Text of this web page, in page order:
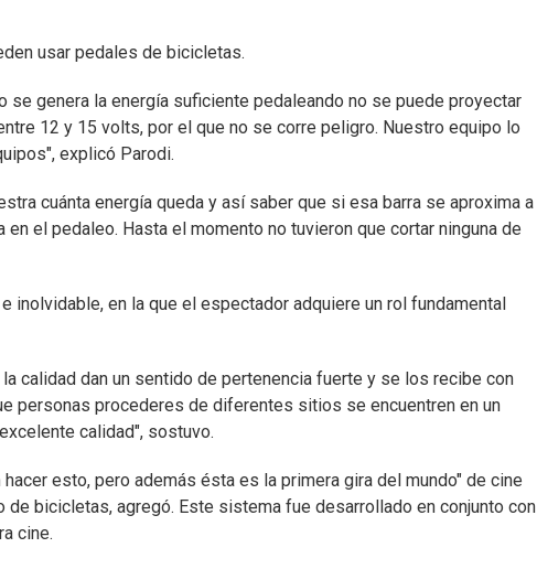
usar pedales de bicicletas.
genera la energía suficiente pedaleando no se puede proyectar
12 y 15 volts, por el que no se corre peligro. Nuestro equipo lo
explicó Parodi.
cuánta energía queda y así saber que si esa barra se aproxima a
el pedaleo. Hasta el momento no tuvieron que cortar ninguna de
inolvidable, en la que el espectador adquiere un rol fundamental
calidad dan un sentido de pertenencia fuerte y se los recibe con
personas procederes de diferentes sitios se encuentren en un
calidad", sostuvo.
esto, pero además ésta es la primera gira del mundo" de cine
bicicletas, agregó. Este sistema fue desarrollado en conjunto con
cine.